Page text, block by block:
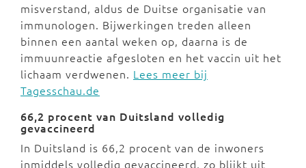
misverstand, aldus de Duitse organisatie van
immunologen. Bijwerkingen treden alleen
binnen een aantal weken op, daarna is de
immuunreactie afgesloten en het vaccin uit het
lichaam verdwenen. Lees meer bij
Tagesschau.de
66,2 procent van Duitsland volledig
gevaccineerd
In Duitsland is 66,2 procent van de inwoners
inmiddels volledig gevaccineerd, zo blijkt uit